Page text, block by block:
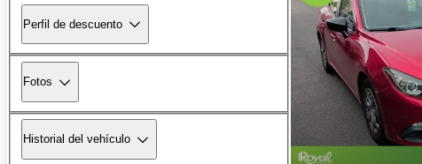
Perfil de descuento
Fotos
Historial del vehículo